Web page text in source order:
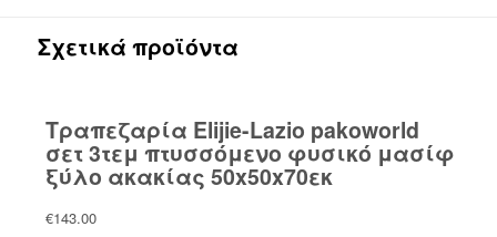
Σχετικά προϊόντα
Τραπεζαρία Elijie-Lazio pakoworld
σετ 3τεμ πτυσσόμενο φυσικό μασίφ
ξύλο ακακίας 50x50x70εκ
€143.00